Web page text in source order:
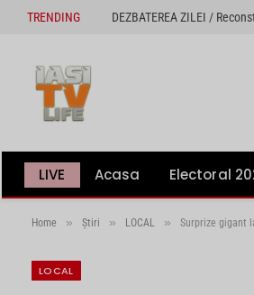
TRENDING DEZBATEREA ZILEI /
LIVE Acasa Electoral
Home » Știri » LOCAL » Surprize gigant
LOCAL